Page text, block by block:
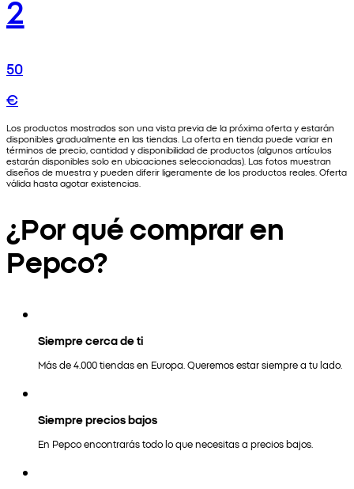
2
50
€
Los productos mostrados son una vista previa de la próxima oferta y estarán
disponibles gradualmente en las tiendas. La oferta en tienda puede variar en
términos de precio, cantidad y disponibilidad de productos (algunos artículos
estarán disponibles solo en ubicaciones seleccionadas). Las fotos muestran
diseños de muestra y pueden diferir ligeramente de los productos reales. Oferta
válida hasta agotar existencias.
¿Por qué comprar en
Pepco?
Siempre cerca de ti
Más de 4.000 tiendas en Europa. Queremos estar siempre a tu lado.
Siempre precios bajos
En Pepco encontrarás todo lo que necesitas a precios bajos.